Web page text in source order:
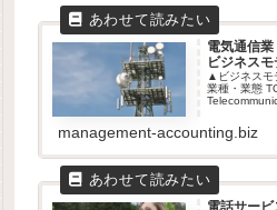
電気通信
ビジネス
▲ビジネス
業種・業態
符号・音響
をいう（電通
management-accounting.biz
電話サー